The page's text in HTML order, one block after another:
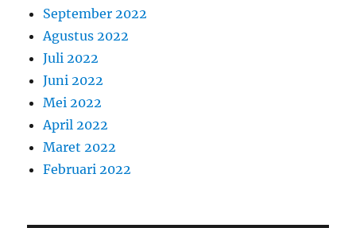
September 2022
Agustus 2022
Juli 2022
Juni 2022
Mei 2022
April 2022
Maret 2022
Februari 2022